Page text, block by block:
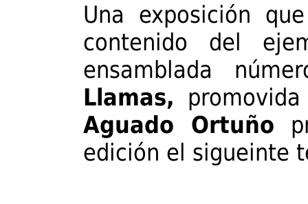
Una exposición
contenido del
ensamblada
Llamas,
Aguado Ortuño
edición el sigueinte